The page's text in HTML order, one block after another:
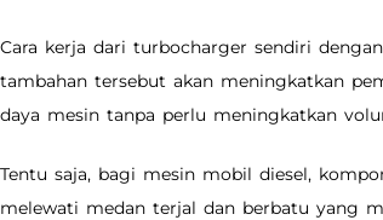
Cara kerja dari turbocharger sendiri
tambahan tersebut akan meningkatkan
daya mesin tanpa perlu meningkatkan
Tentu saja, bagi mesin mobil diesel,
melewati medan terjal dan berbatu yang